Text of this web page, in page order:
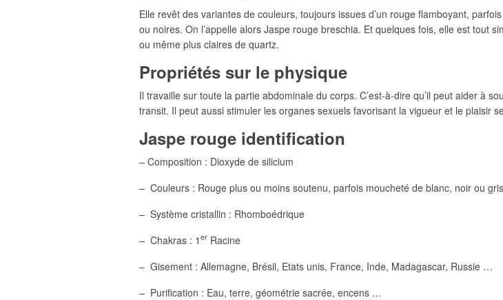
Elle revêt des variantes de couleurs, toujours issues d’un rouge flamboyant,
ou noires. On l’appelle alors Jaspe rouge breschia. Et quelques fois, elle est tout
ou même plus claires de quartz.
Propriétés sur le physique
Il travaille sur toute la partie abdominale du corps. C’est-à-dire qu’il peut aider à
transit. Il peut aussi stimuler les organes sexuels favorisant la vigueur et le plaisir
Jaspe rouge identification
– Composition : Dioxyde de silicium
– Couleurs : Rouge plus ou moins soutenu, parfois moucheté de blanc, noir ou gris
– Système cristallin : Rhomboédrique
– Chakras : 1 er Racine
– Gisement : Allemagne, Brésil, Etats unis, France, Inde, Madagascar, Russie …
– Purification : Eau, terre, géométrie sacrée, encens …